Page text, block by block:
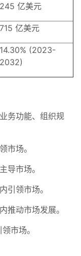
245 亿美元
715 亿美元
14.30% (2023-
2032)
务功能、组织规
市场。
导市场。
引领市场。
推动市场发展。
市场。